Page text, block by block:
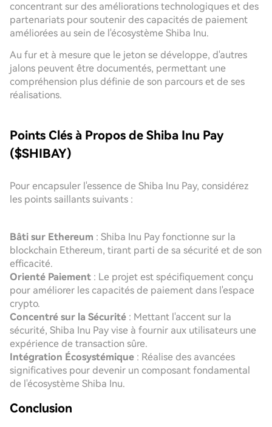
concentrant sur des améliorations technologiques et des
partenariats pour soutenir des capacités de paiement
améliorées au sein de l'écosystème Shiba Inu.
Au fur et à mesure que le jeton se développe, d'autres
jalons peuvent être documentés, permettant une
compréhension plus définie de son parcours et de ses
réalisations.
Points Clés à Propos de Shiba Inu Pay
($SHIBAY)
Pour encapsuler l'essence de Shiba Inu Pay, considérez
les points saillants suivants :
Bâti sur Ethereum : Shiba Inu Pay fonctionne sur la
blockchain Ethereum, tirant parti de sa sécurité et de son
efficacité.
Orienté Paiement : Le projet est spécifiquement conçu
pour améliorer les capacités de paiement dans l'espace
crypto.
Concentré sur la Sécurité : Mettant l'accent sur la
sécurité, Shiba Inu Pay vise à fournir aux utilisateurs une
expérience de transaction sûre.
Intégration Écosystémique : Réalise des avancées
significatives pour devenir un composant fondamental
de l'écosystème Shiba Inu.
Conclusion